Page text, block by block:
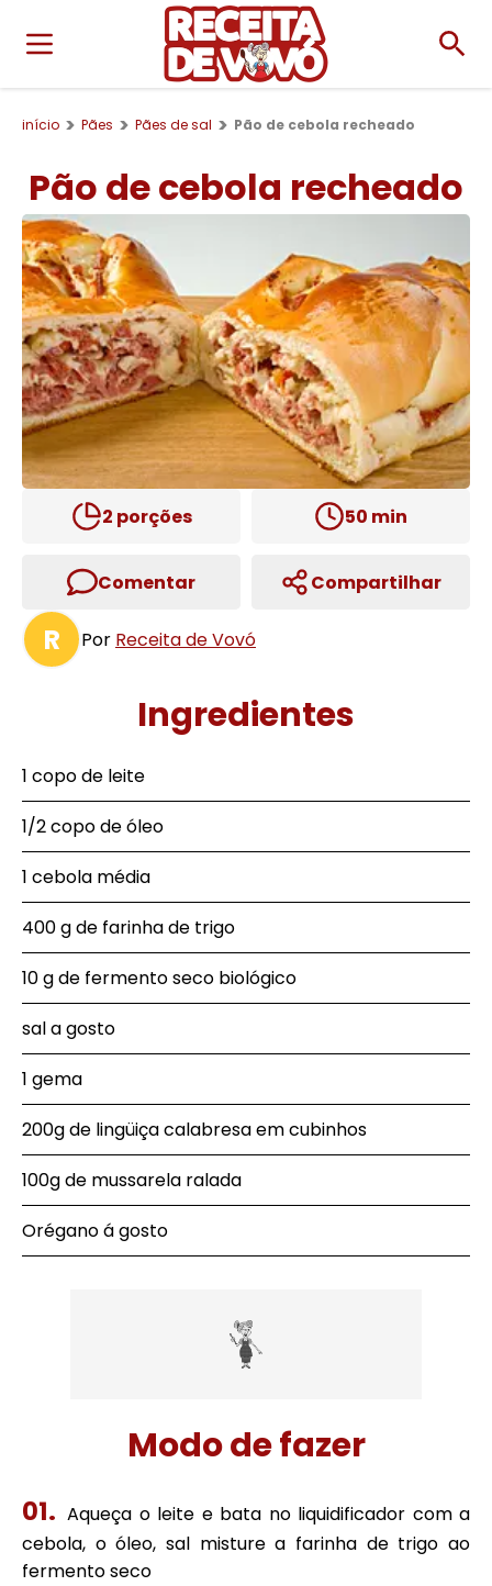
início Pães Pães de sal Pão de cebola recheado
Pão de cebola recheado
2 porções 50 min
Comentar Compartilhar
R Por Receita de Vovó
Ingredientes
1 copo de leite
1/2 copo de óleo
1 cebola média
400 g de farinha de trigo
10 g de fermento seco biológico
sal a gosto
1 gema
200g de lingüiça calabresa em cubinhos
100g de mussarela ralada
Orégano á gosto
Modo de fazer
Aqueça o leite e bata no liquidificador com a
cebola, o óleo, sal misture a farinha de trigo ao
fermento seco